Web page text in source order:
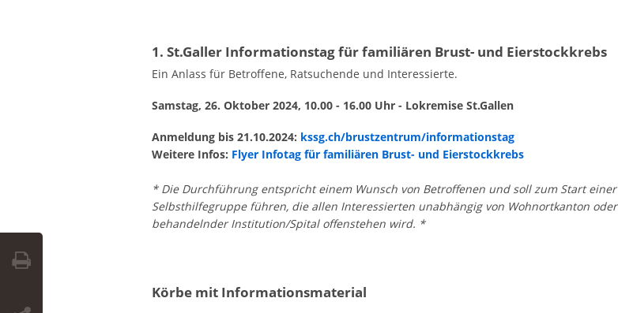
1. St.Galler Informationstag für familiären Brust- und Eierstockkrebs
Ein Anlass für Betroffene, Ratsuchende und Interessierte.
Samstag, 26. Oktober 2024, 10.00 - 16.00 Uhr - Lokremise St.Gallen
Anmeldung bis 21.10.2024: kssg.ch/brustzentrum/informationstag
Weitere Infos: Flyer Infotag für familiären Brust- und Eierstockkrebs
* Die Durchführung entspricht einem Wunsch von Betroffenen und soll zum Start einer
Selbsthilfegruppe führen, die allen Interessierten unabhängig von Wohnortkanton oder
behandelnder Institution/Spital offenstehen wird. *
Körbe mit Informationsmaterial